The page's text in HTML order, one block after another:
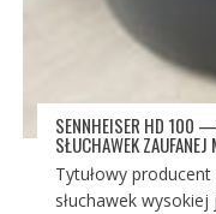
SENNHEISER HD 100 —
SŁUCHAWEK ZAUFANEJ
Tytułowy
słuchawek wysokiej